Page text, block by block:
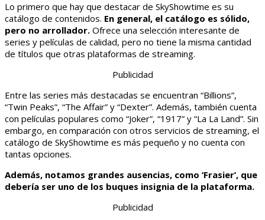
Lo primero que hay que destacar de SkyShowtime es su
catálogo de contenidos. En general, el catálogo es sólido,
pero no arrollador. Ofrece una selección interesante de
series y películas de calidad, pero no tiene la misma cantidad
de títulos que otras plataformas de streaming.
Publicidad
Entre las series más destacadas se encuentran “Billions”,
“Twin Peaks”, “The Affair” y “Dexter”. Además, también cuenta
con películas populares como “Joker”, “1917” y “La La Land”. Sin
embargo, en comparación con otros servicios de streaming, el
catálogo de SkyShowtime es más pequeño y no cuenta con
tantas opciones.
Además, notamos grandes ausencias, como ‘Frasier’, que
debería ser uno de los buques insignia de la plataforma.
Publicidad